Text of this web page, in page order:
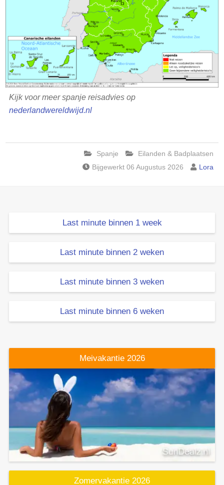
Kijk voor meer spanje reisadvies op
nederlandwereldwijd.nl
Spanje
Eilanden & Badplaatsen
Bijgewerkt 06 Augustus 2026
Lora
Last minute binnen 1 week
Last minute binnen 2 weken
Last minute binnen 3 weken
Last minute binnen 6 weken
Meivakantie 2026
Zomervakantie 2026